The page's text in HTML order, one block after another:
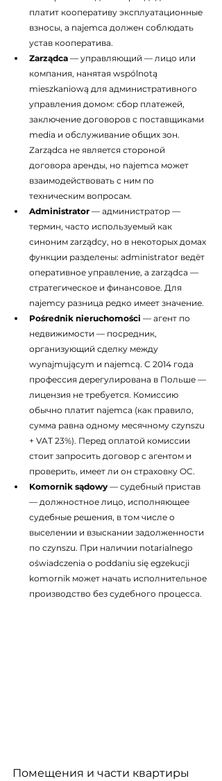
платит кооперативу эксплуатационные
взносы, а najemca должен соблюдать
устав кооператива.
Zarządca — управляющий — лицо или
компания, нанятая wspólnotą
mieszkaniową для административного
управления домом: сбор платежей,
заключение договоров с поставщиками
media и обслуживание общих зон.
Zarządca не является стороной
договора аренды, но najemca может
взаимодействовать с ним по
техническим вопросам.
Administrator — администратор —
термин, часто используемый как
синоним zarządcy, но в некоторых домах
функции разделены: administrator ведёт
оперативное управление, а zarządca —
стратегическое и финансовое. Для
najemcy разница редко имеет значение.
Pośrednik nieruchomości — агент по
недвижимости — посредник,
организующий сделку между
wynajmującym и najemcą. С 2014 года
профессия дерегулирована в Польше —
лицензия не требуется. Комиссию
обычно платит najemca (как правило,
сумма равна одному месячному czynszu
+ VAT 23%). Перед оплатой комиссии
стоит запросить договор с агентом и
проверить, имеет ли он страховку OC.
Komornik sądowy — судебный пристав
— должностное лицо, исполняющее
судебные решения, в том числе о
выселении и взыскании задолженности
по czynszu. При наличии notarialnego
oświadczenia o poddaniu się egzekucji
komornik может начать исполнительное
производство без судебного процесса.
Помещения и части квартиры